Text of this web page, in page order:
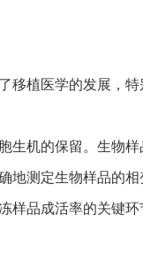
植医学的发展，特
机的保留。生物样
地测定生物样品的
样品成活率的关键环